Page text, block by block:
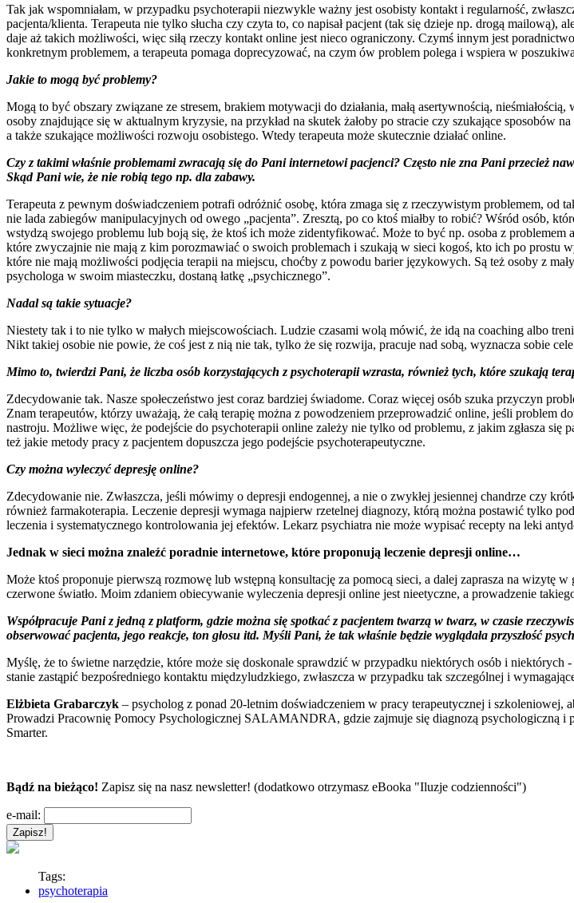
Tak jak wspomniałam, w przypadku psychoterapii niezwykle ważny jest osobisty kontakt i regularność,
pacjenta/klienta. Terapeuta nie tylko słucha czy czyta to, co napisał pacjent (tak się dzieje np. drogą mailową),
daje aż takich możliwości, więc siłą rzeczy kontakt online jest nieco ograniczony. Czymś innym jest
konkretnym problemem, a terapeuta pomaga doprecyzować, na czym ów problem polega i wspiera w
Jakie to mogą być problemy?
Mogą to być obszary związane ze stresem, brakiem motywacji do działania, małą asertywnością,
osoby znajdujące się w aktualnym kryzysie, na przykład na skutek żałoby po stracie czy szukające
a także szukające możliwości rozwoju osobistego. Wtedy terapeuta może skutecznie działać online.
Czy z takimi właśnie problemami zwracają się do Pani internetowi pacjenci? Często nie zna Pani przecież
Skąd Pani wie, że nie robią tego np. dla zabawy.
Terapeuta z pewnym doświadczeniem potrafi odróżnić osobę, która zmaga się z rzeczywistym problemem,
nie lada zabiegów manipulacyjnych od owego „pacjenta”. Zresztą, po co ktoś miałby to robić? Wśród osób,
wstydzą swojego problemu lub boją się, że ktoś ich może zidentyfikować. Może to być np. osoba z
które zwyczajnie nie mają z kim porozmawiać o swoich problemach i szukają w sieci kogoś, kto ich po prostu
które nie mają możliwości podjęcia terapii na miejscu, choćby z powodu barier językowych. Są też osoby z
psychologa w swoim miasteczku, dostaną łatkę „psychicznego”.
Nadal są takie sytuacje?
Niestety tak i to nie tylko w małych miejscowościach. Ludzie czasami wolą mówić, że idą na coaching albo
Nikt takiej osobie nie powie, że coś jest z nią nie tak, tylko że się rozwija, pracuje nad sobą, wyznacza sobie
Mimo to, twierdzi Pani, że liczba osób korzystających z psychoterapii wzrasta, również tych, które szukają
Zdecydowanie tak. Nasze społeczeństwo jest coraz bardziej świadome. Coraz więcej osób szuka przyczyn
Znam terapeutów, którzy uważają, że całą terapię można z powodzeniem przeprowadzić online, jeśli problem
nastroju. Możliwe więc, że podejście do psychoterapii online zależy nie tylko od problemu, z jakim zgłasza się
też jakie metody pracy z pacjentem dopuszcza jego podejście psychoterapeutyczne.
Czy można wyleczyć depresję online?
Zdecydowanie nie. Zwłaszcza, jeśli mówimy o depresji endogennej, a nie o zwykłej jesiennej chandrze czy
również farmakoterapia. Leczenie depresji wymaga najpierw rzetelnej diagnozy, którą można postawić tylko
leczenia i systematycznego kontrolowania jej efektów. Lekarz psychiatra nie może wypisać recepty na leki
Jednak w sieci można znaleźć poradnie internetowe, które proponują leczenie depresji online…
Może ktoś proponuje pierwszą rozmowę lub wstępną konsultację za pomocą sieci, a dalej zaprasza na wizytę
czerwone światło. Moim zdaniem obiecywanie wyleczenia depresji online jest nieetyczne, a prowadzenie
Współpracuje Pani z jedną z platform, gdzie można się spotkać z pacjentem twarzą w twarz, w czasie
obserwować pacjenta, jego reakcje, ton głosu itd. Myśli Pani, że tak właśnie będzie wyglądała przyszłość
Myślę, że to świetne narzędzie, które może się doskonale sprawdzić w przypadku niektórych osób i
stanie zastąpić bezpośredniego kontaktu międzyludzkiego, zwłaszcza w przypadku tak szczególnej i
Elżbieta Grabarczyk – psycholog z ponad 20-letnim doświadczeniem w pracy terapeutycznej i
Prowadzi Pracownię Pomocy Psychologicznej SALAMANDRA, gdzie zajmuje się diagnozą psychologiczną i
Smarter.
Bądź na bieżąco! Zapisz się na nasz newsletter! (dodatkowo otrzymasz eBooka "Iluzje codzienności")
e-mail:
Tags:
psychoterapia